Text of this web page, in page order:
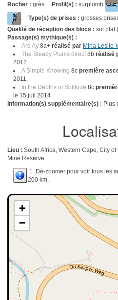
Rocher : grès. Profil(s) : surplomb
. Type(s) de prises : grosses
Qualité de réception des blocs : sol plat
Passage(s) mythique(s) :
Ard Ay 8a+ réalisé par Mina Leslie-
The Steady Plums direct 8b réalisé
2012.
A Simple Knowing 8c première
2011.
In the Depths of Solitude 8c
le 15 juil 2014
Information(s) supplémentaire(s) : Plus
Lieu : South Africa, Western Cape, City
Mine Reserve.
1. Dé-zoomer pour voir tous les
200 km.
+
−